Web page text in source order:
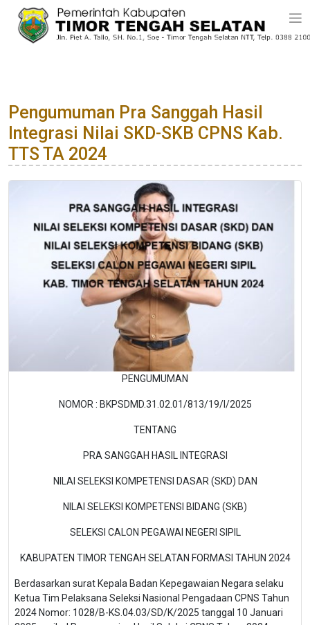
Pengumuman Pra Sanggah Hasil
Integrasi Nilai SKD-SKB CPNS Kab.
TTS TA 2024
PENGUMUMAN
NOMOR : BKPSDMD.31.02.01/813/19/I/2025
TENTANG
PRA SANGGAH HASIL INTEGRASI
NILAI SELEKSI KOMPETENSI DASAR (SKD) DAN
NILAI SELEKSI KOMPETENSI BIDANG (SKB)
SELEKSI CALON PEGAWAI NEGERI SIPIL
KABUPATEN TIMOR TENGAH SELATAN FORMASI TAHUN 2024
Berdasarkan surat Kepala Badan Kepegawaian Negara selaku
Ketua Tim Pelaksana Seleksi Nasional Pengadaan CPNS Tahun
2024 Nomor: 1028/B-KS.04.03/SD/K/2025 tanggal 10 Januari